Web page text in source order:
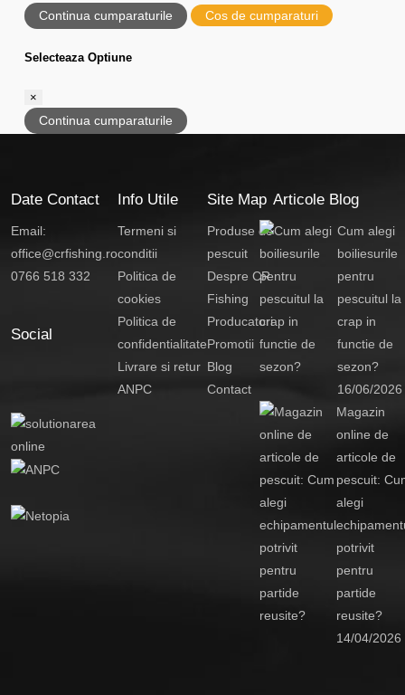
Continua cumparaturile Cos de cumparaturi
Selecteaza Optiune
×
Continua cumparaturile
Date Contact
Email:
office@crfishing.ro
0766 518 332
Social
Info Utile
Termeni si
conditii
Politica de
cookies
Politica de
confidentialitate
Livrare si retur
ANPC
Site Map
Produse de
pescuit
Despre CR
Fishing
Producatori
Promotii
Blog
Contact
Articole Blog
Cum alegi
boiliesurile
pentru
pescuitul la
crap in
functie de
sezon?
16/06/2026
Magazin
online de
articole de
pescuit:
alegi
potrivit
pentru
partide
reusite?
14/04/2026